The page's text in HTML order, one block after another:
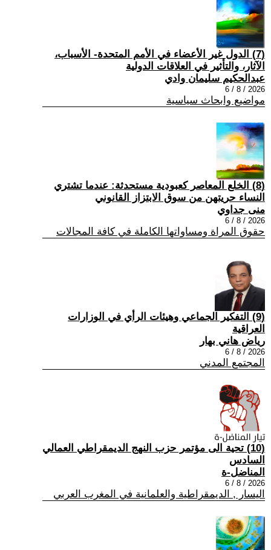
(7) الدول غير الأعضاء في الأمم المتحدة- الأسباب،
الآثار، والتأثير في العلاقات الدولية
عبدالحكيم سليمان وادي
2026 / 8 / 6
مواضيع وابحاث سياسية
(8) الخلع المعاصر كعبودية مستحدثة: عندما تشتري
النساء حريتهن من سوق الابتزاز القانوني
منى جداوي
2026 / 8 / 6
حقوق المراة ومساواتها الكاملة في كافة المجالات
(9) التفكير الجماعي وهيئات الرأي في الوزارات
العراقية
رياض هاني بهار
2026 / 8 / 6
المجتمع المدني
(10) تحية الى مؤتمر حزب النهج الديمقراطي العمالي
السادس
المناضل-ة
2026 / 8 / 6
اليسار , الديمقراطية والعلمانية في المغرب العربي